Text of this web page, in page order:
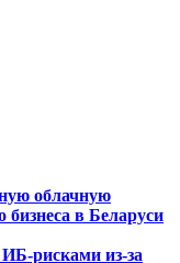
облачную
бизнеса в Беларуси
рисками из-за